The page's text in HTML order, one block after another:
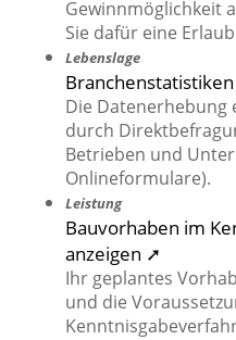
Gewinnmöglichkeit
Sie dafür eine
Lebenslage
Branchenstatistiken
Die Datenerhebung
durch
Betrieben und
Onlineformulare).
Leistung
Bauvorhaben im
anzeigen ➚
Ihr geplantes
und die